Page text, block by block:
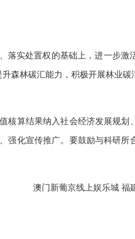
实处置权的基础上，进一步激
森林碳汇能力，积极开展林业
核算结果纳入社会经济发展规划
强化宣传推广。要鼓励与科研所
澳门新葡京线上娱乐城 福